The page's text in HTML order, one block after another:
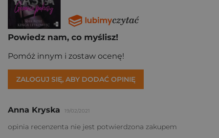
Powiedz nam, co myślisz!
Pomóż innym i zostaw ocenę!
ZALOGUJ SIĘ, ABY DODAĆ OPINIĘ
Anna Kryska 19/02/2021
opinia recenzenta nie jest potwierdzona zakupem